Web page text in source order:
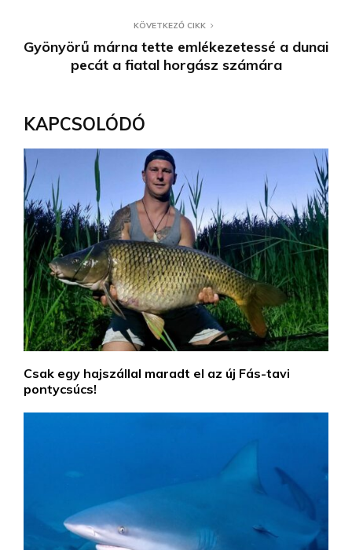
KÖVETKEZŐ CIKK
Gyönyörű márna tette emlékezetessé a dunai
pecát a fiatal horgász számára
KAPCSOLÓDÓ
Csak egy hajszállal maradt el az új Fás-tavi
pontycsúcs!